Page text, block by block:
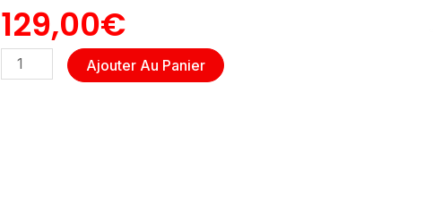
129,00€
Quantité Ajouter Au Panier